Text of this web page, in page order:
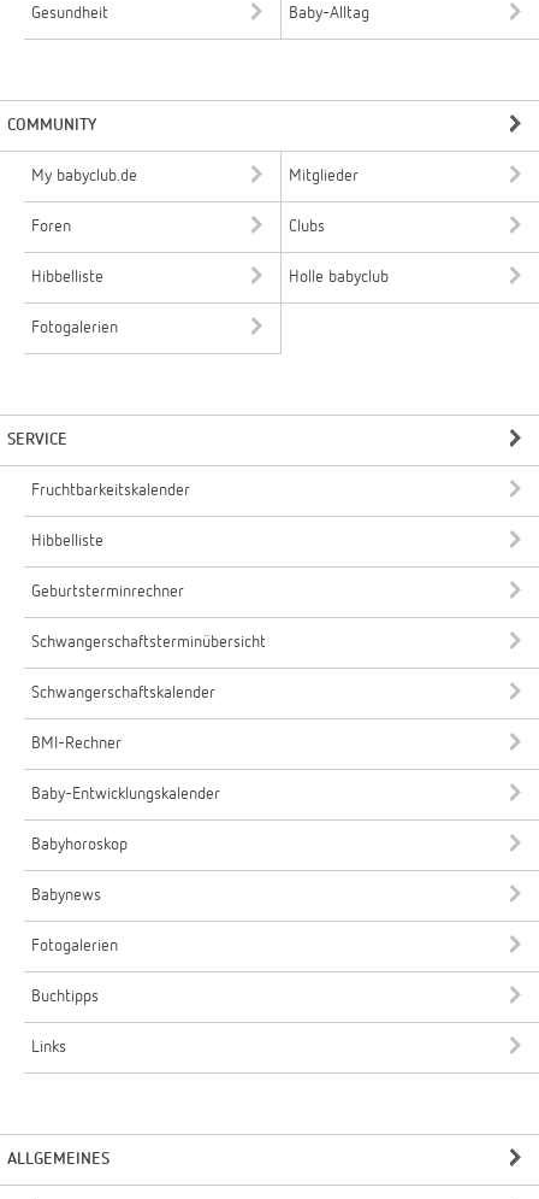
Gesundheit Baby-Alltag
COMMUNITY
My babyclub.de Mitglieder
Foren Clubs
Hibbelliste Holle babyclub
Fotogalerien
SERVICE
Fruchtbarkeitskalender
Hibbelliste
Geburtsterminrechner
Schwangerschaftsterminübersicht
Schwangerschaftskalender
BMI-Rechner
Baby-Entwicklungskalender
Babyhoroskop
Babynews
Fotogalerien
Buchtipps
Links
ALLGEMEINES